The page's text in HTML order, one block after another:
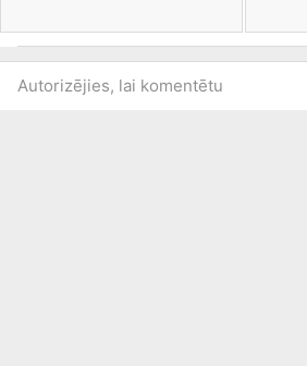
Autorizējies, lai komentētu